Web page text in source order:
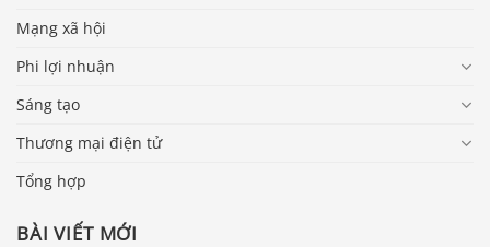
Mạng xã hội
Phi lợi nhuận
Sáng tạo
Thương mại điện tử
Tổng hợp
BÀI VIẾT MỚI